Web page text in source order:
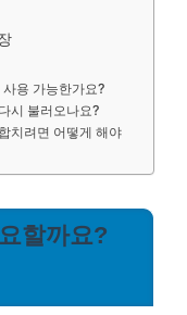
용 가능한가요?
시 불러오나요?
치려면 어떻게 해야
할까요?